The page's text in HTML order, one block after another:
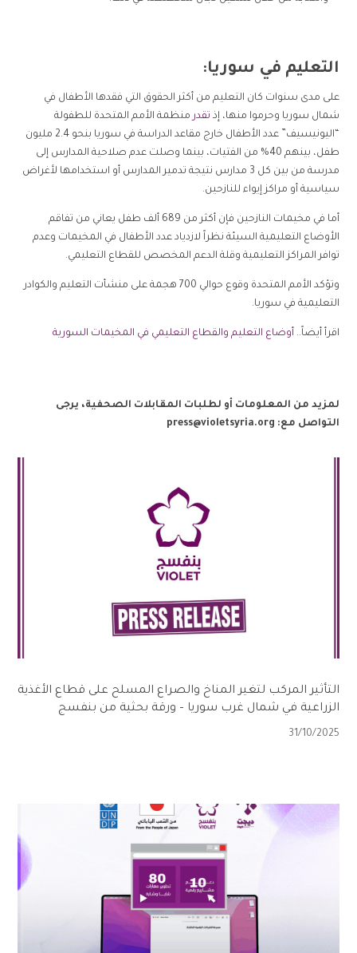
التعليم في سوريا:
على مدى سنوات كان التعليم من أكثر الحقوق التي فقدها الأطفال في
شمال سوريا وحرموا منها، إذ تقدر منظمة الأمم المتحدة للطفولة
“اليونيسيف” عدد الأطفال خارج مقاعد الدراسة في سوريا بنحو 2.4 مليون
طفل، بينهم 40% من الفتيات، بينما وصلت عدم صلاحية المدارس إلى
مدرسة من بين كل 3 مدارس نتيجة تدمير المدارس أو استخدامها لأغراض
سياسية أو مراكز إيواء للنازحين.
أما في مخيمات النازحين فإن أكثر من 689 ألف طفل يعاني من تفاقم
الأوضاع التعليمية السيئة نظراً لازدياد عدد الأطفال في المخيمات وعدم
توافر المراكز التعليمية وقلة الدعم المخصص للقطاع التعليمي.
وتؤكد الأمم المتحدة وقوع حوالي 700 هجمة على منشأت التعليم والكوادر
التعليمية في سوريا.
اقرأ أيضاً.. أوضاع التعليم والقطاع التعليمي في المخيمات السورية
لمزيد من المعلومات أو لطلبات المقابلات الصحفية، يرجى
التواصل مع: press@violetsyria.org
التأثير المركب لتغير المناخ والصراع المسلح على قطاع الأغذية
الزراعية في شمال غرب سوريا – ورقة بحثية من بنفسج
31/10/2025